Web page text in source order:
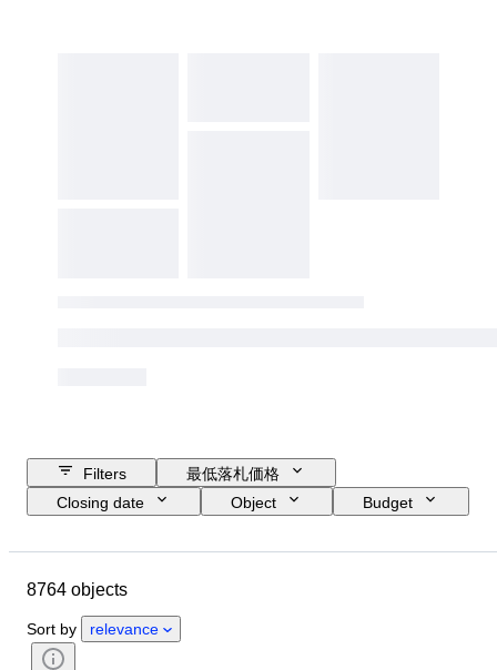
Filters
最低落札価格
Closing date
Object
Budget
時代
販売元
8764 objects
Sort by relevance